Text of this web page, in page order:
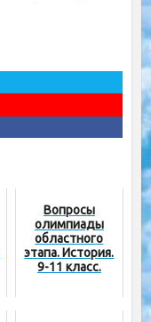
Вопросы
олимпиады
областного
этапа. История.
9-11 класс.